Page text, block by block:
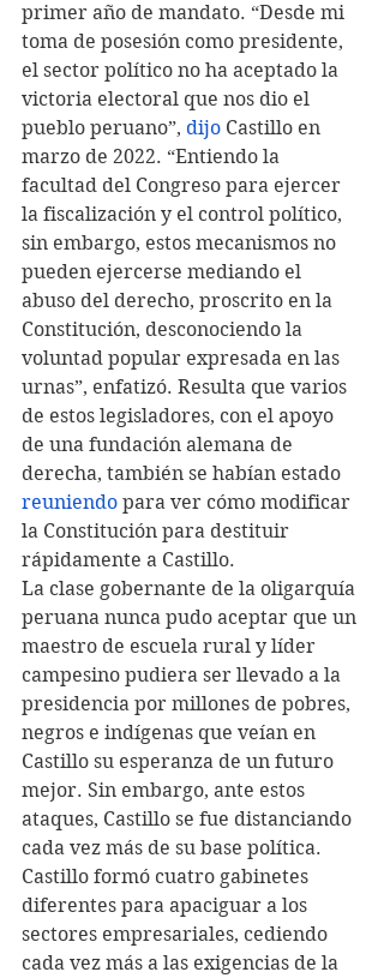
primer año de mandato. “Desde mi
toma de posesión como presidente,
el sector político no ha aceptado la
victoria electoral que nos dio el
pueblo peruano”, dijo Castillo en
marzo de 2022. “Entiendo la
facultad del Congreso para ejercer
la fiscalización y el control político,
sin embargo, estos mecanismos no
pueden ejercerse mediando el
abuso del derecho, proscrito en la
Constitución, desconociendo la
voluntad popular expresada en las
urnas”, enfatizó. Resulta que varios
de estos legisladores, con el apoyo
de una fundación alemana de
derecha, también se habían estado
reuniendo para ver cómo modificar
la Constitución para destituir
rápidamente a Castillo.
La clase gobernante de la oligarquía
peruana nunca pudo aceptar que un
maestro de escuela rural y líder
campesino pudiera ser llevado a la
presidencia por millones de pobres,
negros e indígenas que veían en
Castillo su esperanza de un futuro
mejor. Sin embargo, ante estos
ataques, Castillo se fue distanciando
cada vez más de su base política.
Castillo formó cuatro gabinetes
diferentes para apaciguar a los
sectores empresariales, cediendo
cada vez más a las exigencias de la